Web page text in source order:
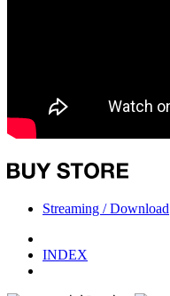
Streaming / Download
INDEX